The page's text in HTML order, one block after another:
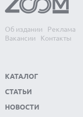
Об издании
Реклама
Вакансии
Контакты
КАТАЛОГ
СТАТЬИ
НОВОСТИ